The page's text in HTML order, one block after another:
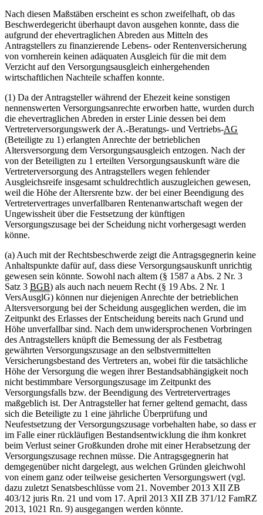
Nach diesen Maßstäben erscheint es schon zweifelhaft, ob das
Beschwerdegericht überhaupt davon ausgehen konnte, dass die
aufgrund der ehevertraglichen Abreden aus Mitteln des
Antragstellers zu finanzierende Lebens- oder Rentenversicherung
von vornherein keinen adäquaten Ausgleich für die mit dem
Verzicht auf den Versorgungsausgleich einhergehenden
wirtschaftlichen Nachteile schaffen konnte.
(1) Da der Antragsteller während der Ehezeit keine sonstigen
nennenswerten Versorgungsanrechte erworben hatte, wurden durch
die ehevertraglichen Abreden in erster Linie dessen bei dem
Vertreterversorgungswerk der A.-Beratungs- und Vertriebs-AG
(Beteiligte zu 1) erlangten Anrechte der betrieblichen
Altersversorgung dem Versorgungsausgleich entzogen. Nach der
von der Beteiligten zu 1 erteilten Versorgungsauskunft wäre die
Vertreterversorgung des Antragstellers wegen fehlender
Ausgleichsreife insgesamt schuldrechtlich auszugleichen gewesen,
weil die Höhe der Altersrente bzw. der bei einer Beendigung des
Vertretervertrages unverfallbaren Rentenanwartschaft wegen der
Ungewissheit über die Festsetzung der künftigen
Versorgungszusage bei der Scheidung nicht vorhergesagt werden
könne.
(a) Auch mit der Rechtsbeschwerde zeigt die Antragsgegnerin keine
Anhaltspunkte dafür auf, dass diese Versorgungsauskunft unrichtig
gewesen sein könnte. Sowohl nach altem (§ 1587 a Abs. 2 Nr. 3
Satz 3 BGB) als auch nach neuem Recht (§ 19 Abs. 2 Nr. 1
VersAusglG) können nur diejenigen Anrechte der betrieblichen
Altersversorgung bei der Scheidung ausgeglichen werden, die im
Zeitpunkt des Erlasses der Entscheidung bereits nach Grund und
Höhe unverfallbar sind. Nach dem unwidersprochenen Vorbringen
des Antragstellers knüpft die Bemessung der als Festbetrag
gewährten Versorgungszusage an den selbstvermittelten
Versicherungsbestand des Vertreters an, wobei für die tatsächliche
Höhe der Versorgung die wegen ihrer Bestandsabhängigkeit noch
nicht bestimmbare Versorgungszusage im Zeitpunkt des
Versorgungsfalls bzw. der Beendigung des Vertretervertrages
maßgeblich ist. Der Antragsteller hat ferner geltend gemacht, dass
sich die Beteiligte zu 1 eine jährliche Überprüfung und
Neufestsetzung der Versorgungszusage vorbehalten habe, so dass er
im Falle einer rückläufigen Bestandsentwicklung die ihm konkret
beim Verlust seiner Großkunden drohe mit einer Herabsetzung der
Versorgungszusage rechnen müsse. Die Antragsgegnerin hat
demgegenüber nicht dargelegt, aus welchen Gründen gleichwohl
von einem ganz oder teilweise gesicherten Versorgungswert (vgl.
dazu zuletzt Senatsbeschlüsse vom 21. November 2013 XII ZB
403/12 juris Rn. 21 und vom 17. April 2013 XII ZB 371/12 FamRZ
2013, 1021 Rn. 9) ausgegangen werden könnte.